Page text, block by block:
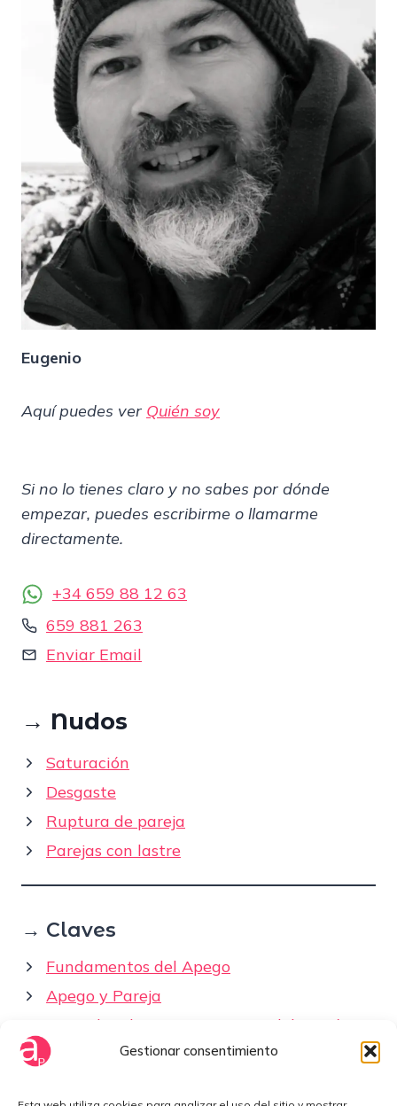
Gestionar consentimiento
Eugenio
Aquí puedes ver Quién soy
Si no lo tienes claro y no sabes por dónde
empezar, puedes escribirme o llamarme
directamente.
+34 659 88 12 63
659 881 263
Enviar Email
→ Nudos
Saturación
Desgaste
Ruptura de pareja
Parejas con lastre
→ Claves
Fundamentos del Apego
Apego y Pareja
Entender el apego no te saca del patrón
Cómo elegir pareja